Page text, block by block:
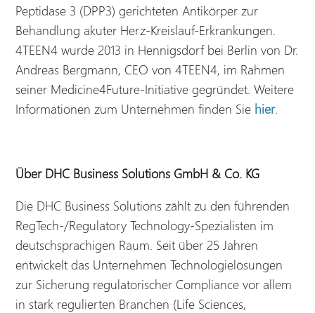
Peptidase 3 (DPP3) gerichteten Antikörper zur
Behandlung akuter Herz-Kreislauf-Erkrankungen.
4TEEN4 wurde 2013 in Hennigsdorf bei Berlin von Dr.
Andreas Bergmann, CEO von 4TEEN4, im Rahmen
seiner Medicine4Future-Initiative gegründet. Weitere
Informationen zum Unternehmen finden Sie hier.
Über DHC Business Solutions GmbH & Co. KG
Die DHC Business Solutions zählt zu den führenden
RegTech-/Regulatory Technology-Spezialisten im
deutschsprachigen Raum. Seit über 25 Jahren
entwickelt das Unternehmen Technologielösungen
zur Sicherung regulatorischer Compliance vor allem
in stark regulierten Branchen (Life Sciences,